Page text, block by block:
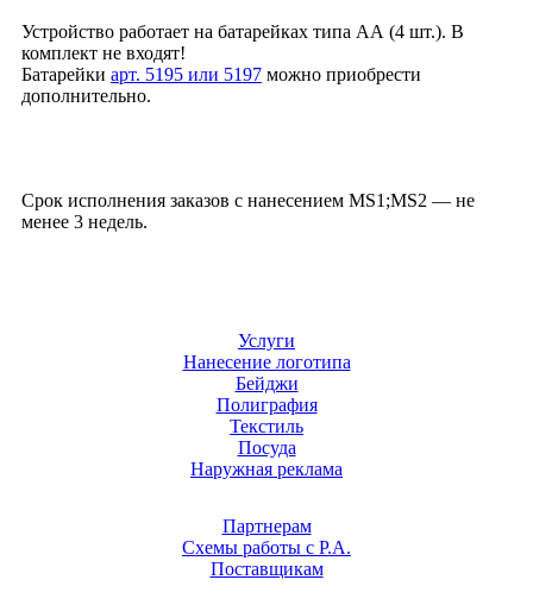
Устройство работает на батарейках типа АА (4 шт.). В
комплект не входят!
Батарейки арт. 5195 или 5197 можно приобрести
дополнительно.
Срок исполнения заказов с нанесением MS1;MS2 — не
менее 3 недель.
Услуги
Нанесение логотипа
Бейджи
Полиграфия
Текстиль
Посуда
Наружная реклама
Партнерам
Схемы работы с Р.А.
Поставщикам